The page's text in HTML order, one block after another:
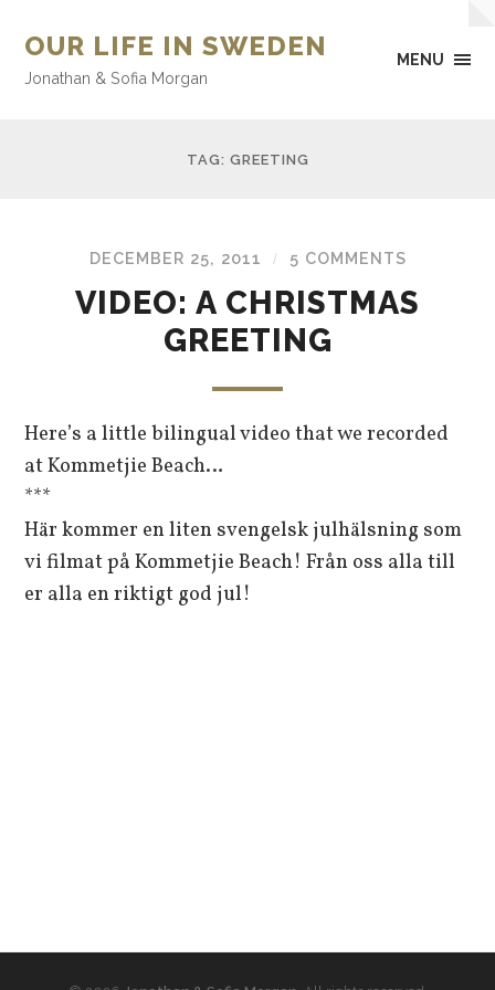
OUR LIFE IN SWEDEN
Jonathan & Sofia Morgan
MENU
TAG: GREETING
DECEMBER 25, 2011 / 5 COMMENTS
VIDEO: A CHRISTMAS
GREETING
Here’s a little bilingual video that we recorded
at Kommetjie Beach…
***
Här kommer en liten svengelsk julhälsning som
vi filmat på Kommetjie Beach! Från oss alla till
er alla en riktigt god jul!